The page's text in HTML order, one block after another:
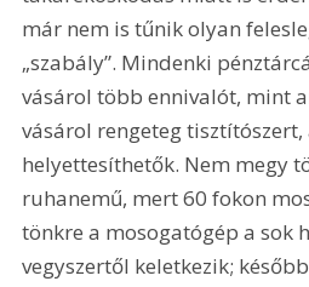
már nem is tűnik olyan
„szabály”. Mindenki
vásárol több ennivalót, mint
vásárol rengeteg tisztítószert,
helyettesíthetők. Nem megy
ruhanemű, mert 60 fokon
tönkre a mosogatógép a sok
vegyszertől keletkezik;